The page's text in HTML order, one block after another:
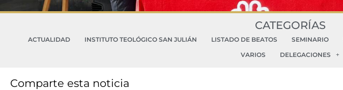
CATEGORÍAS
ACTUALIDAD INSTITUTO TEOLÓGICO SAN JULIÁN LISTADO DE BEATOS SEMINARIO
VARIOS
DELEGACIONES
Comparte esta noticia